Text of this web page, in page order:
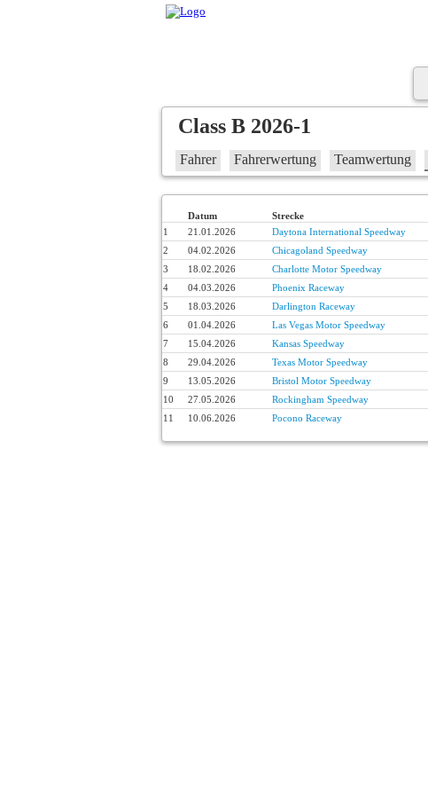
Class B 2026-1
Fahrer Fahrerwertung Teamwertung
Datum Strecke
1
21.01.2026 Daytona International Speedway
2
04.02.2026 Chicagoland Speedway
3
18.02.2026 Charlotte Motor Speedway
4
04.03.2026 Phoenix Raceway
5
18.03.2026 Darlington Raceway
6
01.04.2026 Las Vegas Motor Speedway
7
15.04.2026 Kansas Speedway
8
29.04.2026 Texas Motor Speedway
9
13.05.2026 Bristol Motor Speedway
10
27.05.2026 Rockingham Speedway
11
10.06.2026 Pocono Raceway